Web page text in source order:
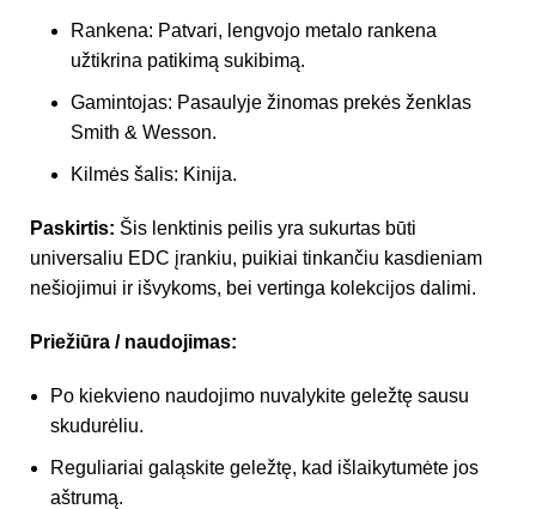
Rankena: Patvari, lengvojo metalo rankena
užtikrina patikimą sukibimą.
Gamintojas: Pasaulyje žinomas prekės ženklas
Smith & Wesson.
Kilmės šalis: Kinija.
Paskirtis: Šis lenktinis peilis yra sukurtas būti
universaliu EDC įrankiu, puikiai tinkančiu kasdieniam
nešiojimui ir išvykoms, bei vertinga kolekcijos dalimi.
Priežiūra / naudojimas:
Po kiekvieno naudojimo nuvalykite geležtę sausu
skudurėliu.
Reguliariai galąskite geležtę, kad išlaikytumėte jos
aštrumą.